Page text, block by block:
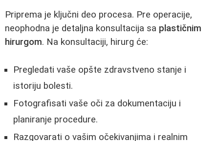
Priprema je ključni deo procesa. Pre operacije,
neophodna je detaljna konsultacija sa plastičnim
hirurgom. Na konsultaciji, hirurg će:
Pregledati vaše opšte zdravstveno stanje i
istoriju bolesti.
Fotografisati vaše oči za dokumentaciju i
planiranje procedure.
Razgovarati o vašim očekivanjima i realnim